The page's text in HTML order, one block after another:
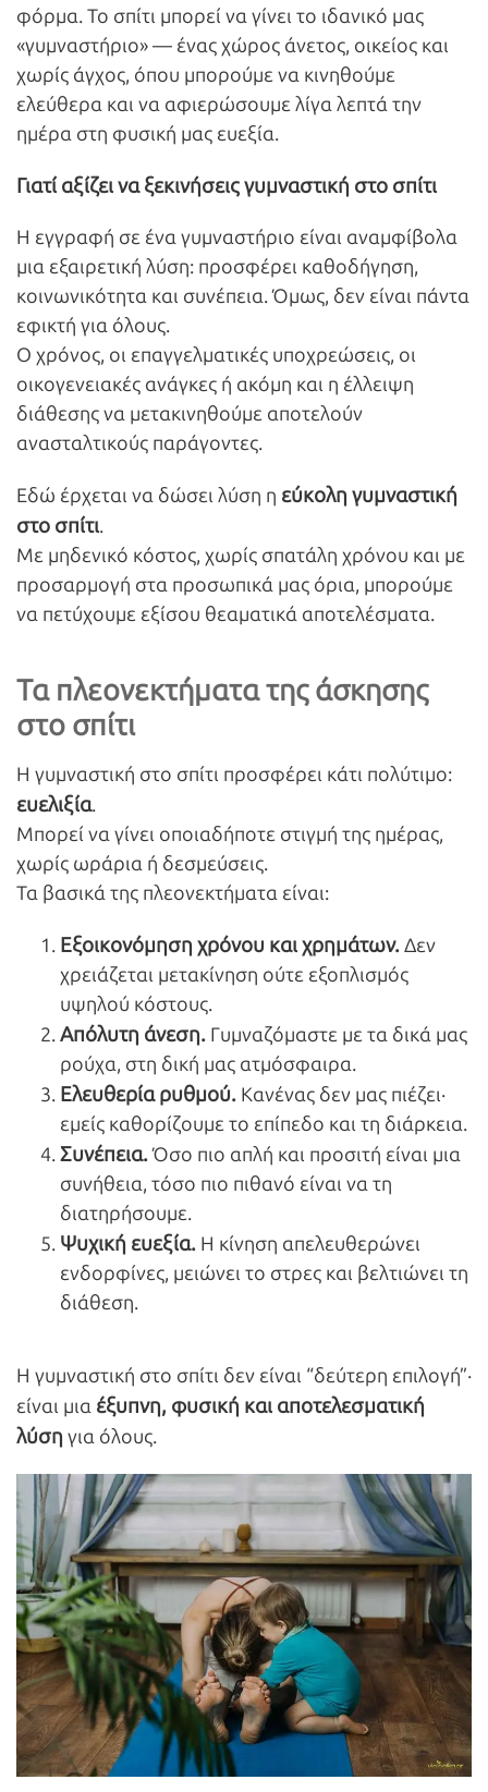
φόρμα. Το σπίτι μπορεί να γίνει το ιδανικό μας
«γυμναστήριο» — ένας χώρος άνετος, οικείος και
χωρίς άγχος, όπου μπορούμε να κινηθούμε
ελεύθερα και να αφιερώσουμε λίγα λεπτά την
ημέρα στη φυσική μας ευεξία.
Γιατί αξίζει να ξεκινήσεις γυμναστική στο σπίτι
Η εγγραφή σε ένα γυμναστήριο είναι αναμφίβολα
μια εξαιρετική λύση: προσφέρει καθοδήγηση,
κοινωνικότητα και συνέπεια. Όμως, δεν είναι πάντα
εφικτή για όλους.
Ο χρόνος, οι επαγγελματικές υποχρεώσεις, οι
οικογενειακές ανάγκες ή ακόμη και η έλλειψη
διάθεσης να μετακινηθούμε αποτελούν
ανασταλτικούς παράγοντες.
Εδώ έρχεται να δώσει λύση η εύκολη γυμναστική
στο σπίτι.
Με μηδενικό κόστος, χωρίς σπατάλη χρόνου και με
προσαρμογή στα προσωπικά μας όρια, μπορούμε
να πετύχουμε εξίσου θεαματικά αποτελέσματα.
Τα πλεονεκτήματα της άσκησης
στο σπίτι
Η γυμναστική στο σπίτι προσφέρει κάτι πολύτιμο:
ευελιξία.
Μπορεί να γίνει οποιαδήποτε στιγμή της ημέρας,
χωρίς ωράρια ή δεσμεύσεις.
Τα βασικά της πλεονεκτήματα είναι:
Εξοικονόμηση χρόνου και χρημάτων.Δεν
χρειάζεται μετακίνηση ούτε εξοπλισμός
υψηλού κόστους.
Απόλυτη άνεση. Γυμναζόμαστε με τα δικά μας
ρούχα, στη δική μας ατμόσφαιρα.
Ελευθερία ρυθμού. Κανένας δεν μας πιέζει·
εμείς καθορίζουμε το επίπεδο και τη διάρκεια.
Συνέπεια.Όσο πιο απλή και προσιτή είναι μια
συνήθεια, τόσο πιο πιθανό είναι να τη
διατηρήσουμε.
Ψυχική ευεξία. Η κίνηση απελευθερώνει
ενδορφίνες, μειώνει το στρες και βελτιώνει τη
διάθεση.
Η γυμναστική στο σπίτι δεν είναι “δεύτερη επιλογή”·
είναι μια έξυπνη, φυσική και αποτελεσματική
λύση για όλους.